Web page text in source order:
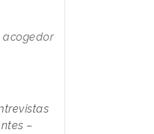
acogedor
–